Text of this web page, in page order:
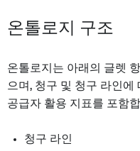
온톨로지 구조
온톨로지는 아래의 글렛
으며, 청구 및 청구 라인에
공급자 활용 지표를 포함
청구 라인